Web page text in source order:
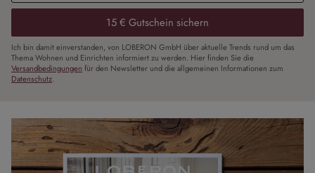
15 € Gutschein sichern
Ich bin damit einverstanden, von LOBERON GmbH über aktuelle Trends rund um das
Thema Wohnen und Einrichten informiert zu werden. Hier finden Sie die
Versandbedingungen für den Newsletter und die allgemeinen Informationen zum
Datenschutz.